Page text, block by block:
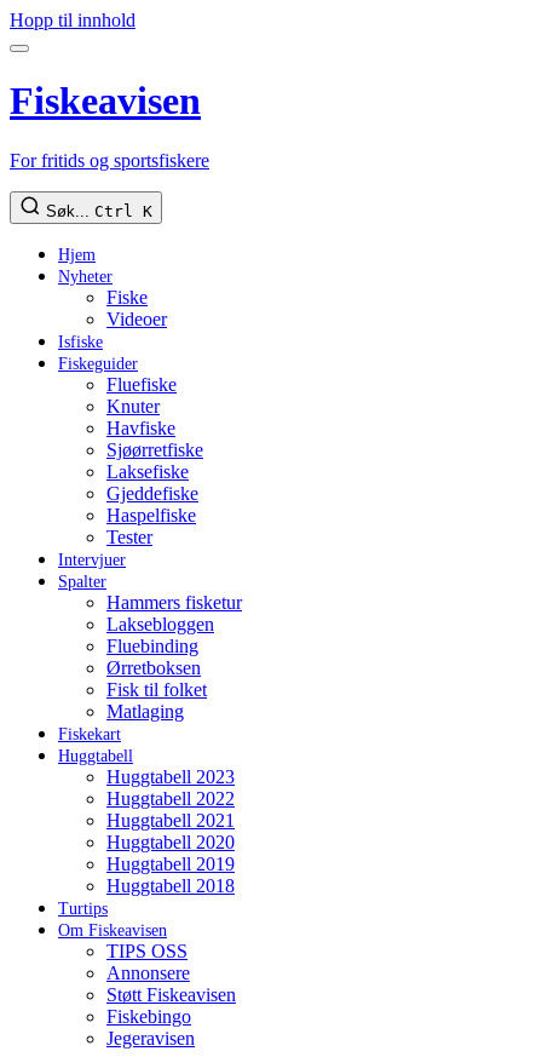
Hopp til innhold
Fiskeavisen
For fritids og sportsfiskere
Søk... Ctrl K
Hjem
Nyheter
Fiske
Videoer
Isfiske
Fiskeguider
Fluefiske
Knuter
Havfiske
Sjøørretfiske
Laksefiske
Gjeddefiske
Haspelfiske
Tester
Intervjuer
Spalter
Hammers fisketur
Laksebloggen
Fluebinding
Ørretboksen
Fisk til folket
Matlaging
Fiskekart
Huggtabell
Huggtabell 2023
Huggtabell 2022
Huggtabell 2021
Huggtabell 2020
Huggtabell 2019
Huggtabell 2018
Turtips
Om Fiskeavisen
TIPS OSS
Annonsere
Støtt Fiskeavisen
Fiskebingo
Jegeravisen